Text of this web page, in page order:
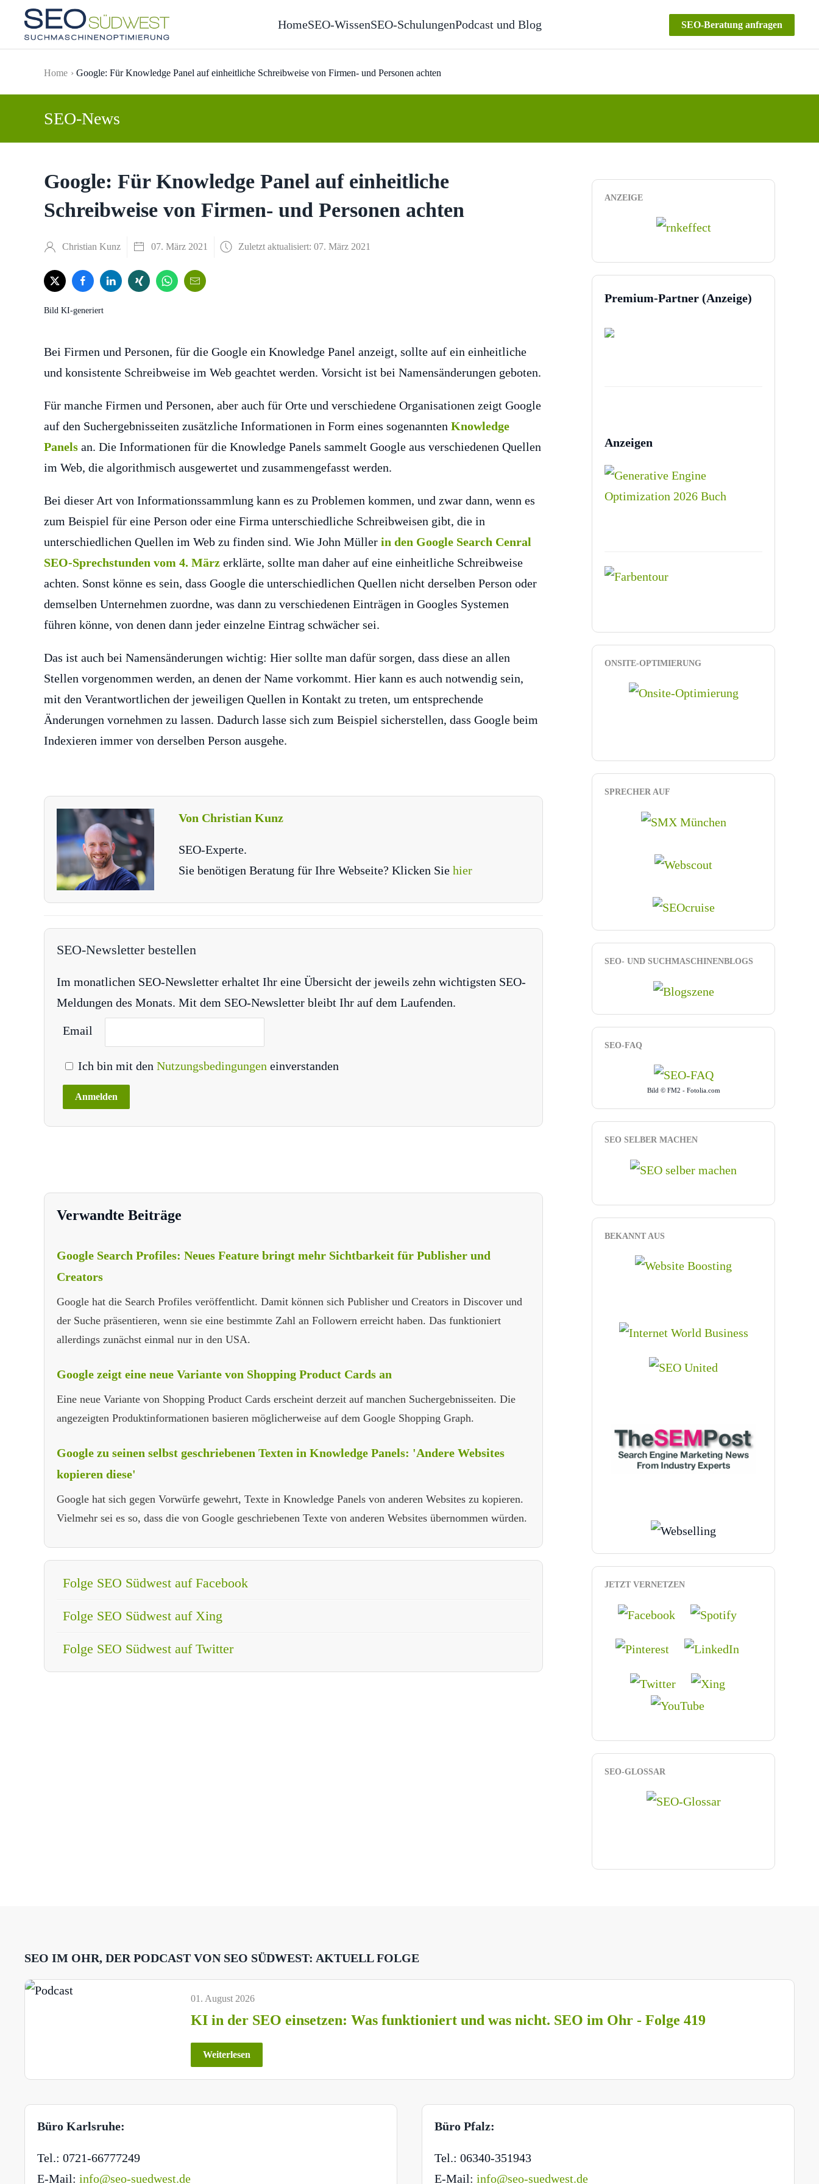
Skip to main content
HomeSEO-WissenSEO-SchulungenPodcast und Blog SEO-Beratung anfragen
Home Google: Für Knowledge Panel auf einheitliche Schreibweise von Firmen- und Personen achten
SEO-News
Google: Für Knowledge Panel auf einheitliche
Schreibweise von Firmen- und Personen achten
Christian Kunz 07. März 2021 Zuletzt aktualisiert: 07. März 2021
Bild KI-generiert
Bei Firmen und Personen, für die Google ein Knowledge Panel anzeigt, sollte auf ein einheitliche
und konsistente Schreibweise im Web geachtet werden. Vorsicht ist bei Namensänderungen geboten.
Für manche Firmen und Personen, aber auch für Orte und verschiedene Organisationen zeigt Google
auf den Suchergebnisseiten zusätzliche Informationen in Form eines sogenannten Knowledge
Panels an. Die Informationen für die Knowledge Panels sammelt Google aus verschiedenen Quellen
im Web, die algorithmisch ausgewertet und zusammengefasst werden.
Bei dieser Art von Informationssammlung kann es zu Problemen kommen, und zwar dann, wenn es
zum Beispiel für eine Person oder eine Firma unterschiedliche Schreibweisen gibt, die in
unterschiedlichen Quellen im Web zu finden sind. Wie John Müller in den Google Search Cenral
SEO-Sprechstunden vom 4. März erklärte, sollte man daher auf eine einheitliche Schreibweise
achten. Sonst könne es sein, dass Google die unterschiedlichen Quellen nicht derselben Person oder
demselben Unternehmen zuordne, was dann zu verschiedenen Einträgen in Googles Systemen
führen könne, von denen dann jeder einzelne Eintrag schwächer sei.
Das ist auch bei Namensänderungen wichtig: Hier sollte man dafür sorgen, dass diese an allen
Stellen vorgenommen werden, an denen der Name vorkommt. Hier kann es auch notwendig sein,
mit den Verantwortlichen der jeweiligen Quellen in Kontakt zu treten, um entsprechende
Änderungen vornehmen zu lassen. Dadurch lasse sich zum Beispiel sicherstellen, dass Google beim
Indexieren immer von derselben Person ausgehe.
Von Christian Kunz
SEO-Experte.
Sie benötigen Beratung für Ihre Webseite? Klicken Sie hier
SEO-Newsletter bestellen
Im monatlichen SEO-Newsletter erhaltet Ihr eine Übersicht der jeweils zehn wichtigsten SEO-
Meldungen des Monats. Mit dem SEO-Newsletter bleibt Ihr auf dem Laufenden.
Email
Ich bin mit den Nutzungsbedingungen einverstanden
Verwandte Beiträge
Google Search Profiles: Neues Feature bringt mehr Sichtbarkeit für Publisher und
Creators
Google hat die Search Profiles veröffentlicht. Damit können sich Publisher und Creators in Discover und
der Suche präsentieren, wenn sie eine bestimmte Zahl an Followern erreicht haben. Das funktioniert
allerdings zunächst einmal nur in den USA.
Google zeigt eine neue Variante von Shopping Product Cards an
Eine neue Variante von Shopping Product Cards erscheint derzeit auf manchen Suchergebnisseiten. Die
angezeigten Produktinformationen basieren möglicherweise auf dem Google Shopping Graph.
Google zu seinen selbst geschriebenen Texten in Knowledge Panels: 'Andere Websites
kopieren diese'
Google hat sich gegen Vorwürfe gewehrt, Texte in Knowledge Panels von anderen Websites zu kopieren.
Vielmehr sei es so, dass die von Google geschriebenen Texte von anderen Websites übernommen würden.
Folge SEO Südwest auf Facebook
Folge SEO Südwest auf Xing
Folge SEO Südwest auf Twitter
ANZEIGE
Premium-Partner (Anzeige)
Anzeigen
ONSITE-OPTIMIERUNG
SPRECHER AUF
SEO- UND SUCHMASCHINENBLOGS
SEO-FAQ
Bild © FM2 - Fotolia.com
SEO SELBER MACHEN
BEKANNT AUS
JETZT VERNETZEN
SEO-GLOSSAR
SEO IM OHR, DER PODCAST VON SEO SÜDWEST: AKTUELL FOLGE
01. August 2026
KI in der SEO einsetzen: Was funktioniert und was nicht. SEO im Ohr - Folge 419
Weiterlesen
Büro Karlsruhe:
Tel.: 0721-66777249
E-Mail: info@seo-suedwest.de
Büro Pfalz:
Tel.: 06340-351943
E-Mail: info@seo-suedwest.de